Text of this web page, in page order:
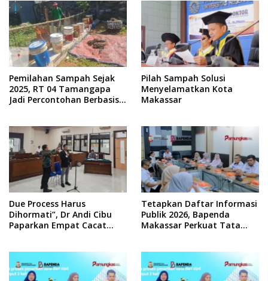
Pemilahan Sampah Sejak
2025, RT 04 Tamangapa
Jadi Percontohan Berbasis
Pilah Sampah Solusi
Menyelamatkan Kota
Makassar
Due Process Harus
Dihormati”, Dr Andi Cibu
Paparkan Empat Cacat
Tetapkan Daftar Informasi
Publik 2026, Bapenda
Makassar Perkuat Tata